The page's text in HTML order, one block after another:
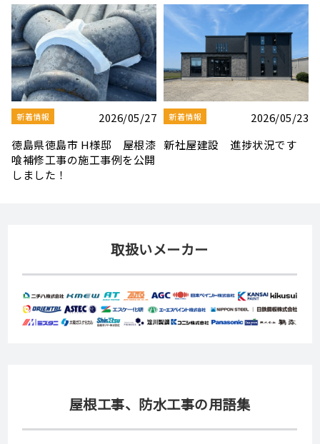
新着情報
2026/08/03
夏季休業のお知らせ
新着情報
2026/07/30
【社屋移転のお知らせ】
取扱いメーカー
屋根工事、防水工事の用語集